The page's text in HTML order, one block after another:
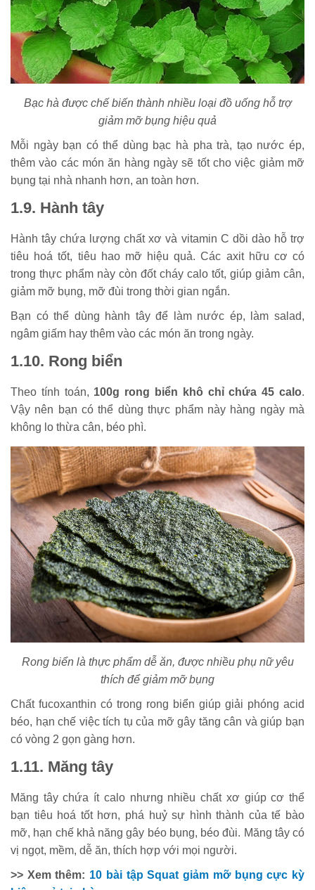
Bạc hà được chế biến thành nhiều loại đồ uống hỗ trợ
giảm mỡ bụng hiệu quả
Mỗi ngày bạn có thể dùng bạc hà pha trà, tạo nước ép,
thêm vào các món ăn hàng ngày sẽ tốt cho việc giảm mỡ
bụng tại nhà nhanh hơn, an toàn hơn.
1.9. Hành tây
Hành tây chứa lượng chất xơ và vitamin C dồi dào hỗ trợ
tiêu hoá tốt, tiêu hao mỡ hiệu quả. Các axit hữu cơ có
trong thực phẩm này còn đốt cháy calo tốt, giúp giảm cân,
giảm mỡ bụng, mỡ đùi trong thời gian ngắn.
Bạn có thể dùng hành tây để làm nước ép, làm salad,
ngâm giấm hay thêm vào các món ăn trong ngày.
1.10. Rong biển
Theo tính toán, 100g rong biển khô chỉ chứa 45 calo.
Vậy nên bạn có thể dùng thực phẩm này hàng ngày mà
không lo thừa cân, béo phì.
Rong biển là thực phẩm dễ ăn, được nhiều phụ nữ yêu
thích để giảm mỡ bụng
Chất fucoxanthin có trong rong biển giúp giải phóng acid
béo, hạn chế việc tích tụ của mỡ gây tăng cân và giúp bạn
có vòng 2 gọn gàng hơn.
1.11. Măng tây
Măng tây chứa ít calo nhưng nhiều chất xơ giúp cơ thể
bạn tiêu hoá tốt hơn, phá huỷ sự hình thành của tế bào
mỡ, hạn chế khả năng gây béo bụng, béo đùi. Măng tây có
vị ngọt, mềm, dễ ăn, thích hợp với mọi người.
>> Xem thêm: 10 bài tập Squat giảm mỡ bụng cực kỳ